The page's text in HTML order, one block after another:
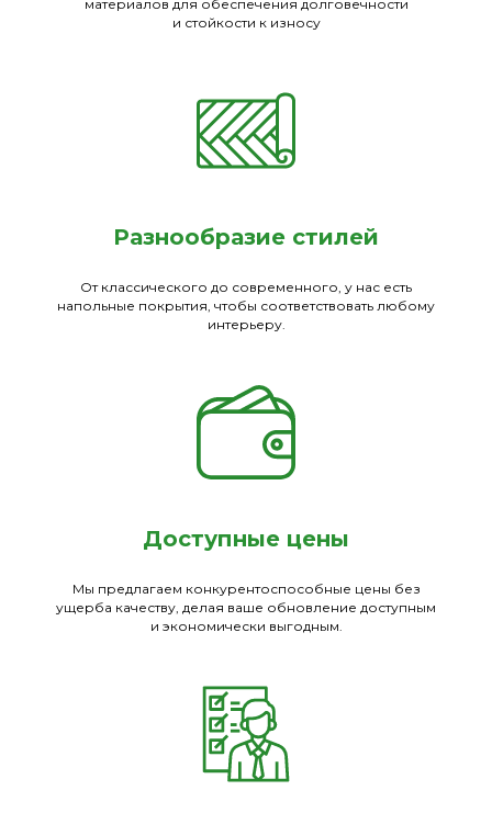
материалов для обеспечения долговечности
и стойкости к износу
Разнообразие стилей
От классического до современного, у нас есть
напольные покрытия, чтобы соответствовать любому
интерьеру.
Доступные цены
Мы предлагаем конкурентоспособные цены без
ущерба качеству, делая ваше обновление доступным
и экономически выгодным.